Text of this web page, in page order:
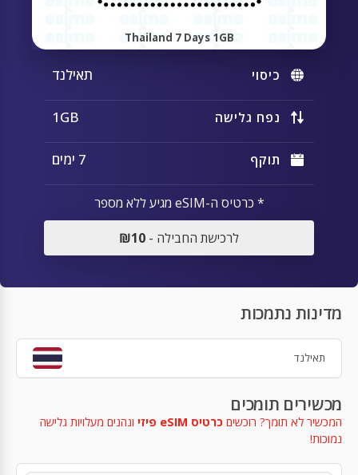
Thailand 7 Days 1GB
כיסוי תאילנד
נפח גלישה 1GB
תוקף 7 ימים
* כרטיס ה-eSIM מגיע ללא מספר
לרכישת החבילה - ₪10
מדינות נתמכות
תאילנד
מכשירים תומכים
המכשיר לא תומך? רוכשים כרטיס eSIM פיזי
ונהנים מעלויות גלישה
נמוכות!